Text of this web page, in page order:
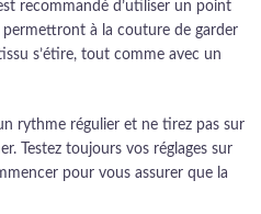
recommandé d’utiliser un point
à la couture de garder
s’étire, tout comme avec un
rythme régulier et ne tirez pas sur
Testez toujours vos réglages sur
pour vous assurer que la